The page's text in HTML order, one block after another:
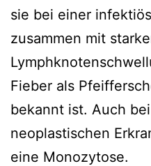
sie bei einer
zusammen mit
Fieber als
bekannt ist. Auch
neoplastischen
eine Monozytose.